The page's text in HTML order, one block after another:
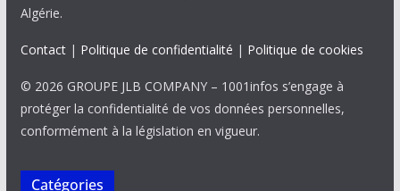
Algérie.
Contact| Politique de confidentialité | Politique de cookies
© 2026 GROUPE JLB COMPANY – 1001infos s’engage à
protéger la confidentialité de vos données personnelles,
conformément à la législation en vigueur.
Catégories